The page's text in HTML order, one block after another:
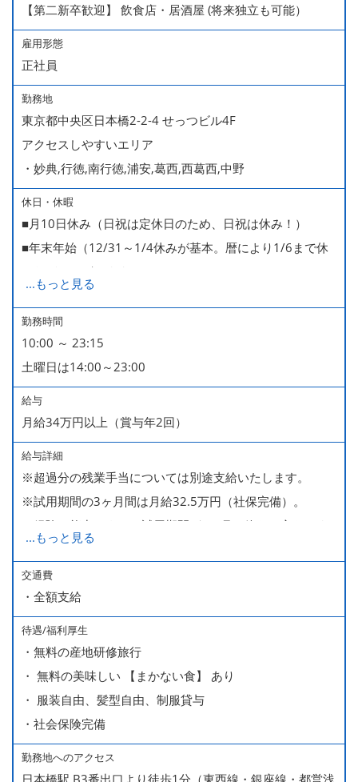
【第二新卒歓迎】 飲食店・居酒屋 (将来独立も可能）
雇用形態
正社員
勤務地
東京都中央区日本橋2-2-4 せっつビル4F
アクセスしやすいエリア
・妙典,行徳,南行徳,浦安,葛西,西葛西,中野
休日・休暇
■月10日休み（日祝は定休日のため、日祝は休み！）
■年末年始（12/31～1/4休みが基本。暦により1/6まで休
みなどもございます）
■GW・お盆（暦通り）
■有給休暇
■慶弔休暇
■産休・育休（男性育休取得4名・女性産休2名・育休復帰
率100％ ＊2023～2025年実績）
...もっと見る
勤務時間
10:00 ～ 23:15
土曜日は14:00～23:00
給与
月給34万円以上（賞与年2回）
給与詳細
※超過分の残業手当については別途支給いたします。
※試用期間の3ヶ月間は月給32.5万円（社保完備）。
経験・能力により、試用期間が1ヶ月で終わる方もいま
す。
※上記月給には、一律支給のみなし残業手当（月65時間
分・10万円）を含んでいます。
■ 昇給（随時）
■ 賞与 年２回（夏・秋）約１ヶ月分
■ インセンティブ制度（月額約4万円～20万円）
＊店長・料理長候補・統括店長・統括料理長候補の場合
＜給与モデル＞
...もっと見る
交通費
・全額支給
待遇/福利厚生
・無料の産地研修旅行
・ 無料の美味しい 【まかない食】 あり
・ 服装自由、髪型自由、制服貸与
・社会保険完備
勤務地へのアクセス
日本橋駅 B3番出口より徒歩1分（東西線・銀座線・都営浅